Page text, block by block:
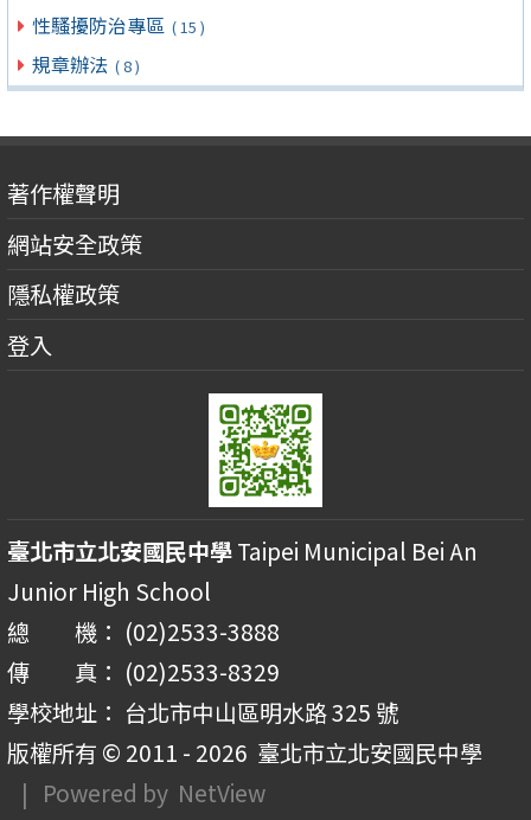
性騷擾防治專區 ( 15 )
規章辦法 ( 8 )
著作權聲明
網站安全政策
隱私權政策
登入
臺北市立北安國民中學Taipei Municipal Bei An
Junior High School
總 機： (02)2533-3888
傳 真： (02)2533-8329
學校地址： 台北市中山區明水路 325 號
版權所有 © 2011 - 2026 臺北市立北安國民中學
| Powered by NetView